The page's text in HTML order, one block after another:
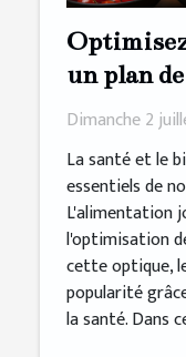
un plan
Dimanche 2
La santé et le
essentiels de
L'alimentation
l'optimisation
cette optique,
popularité
la santé. Dans